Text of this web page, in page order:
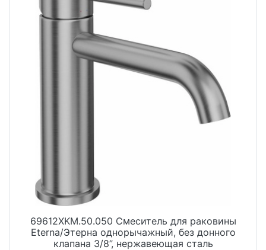
69612XKM.50.050 Смеситель для раковины
Eterna/Этерна однорычажный, без донного
клапана 3/8”, нержавеющая сталь